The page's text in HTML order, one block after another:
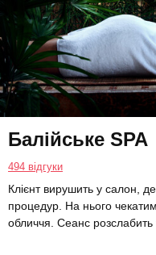
Балійське SPA
494 відгуки
Клієнт вирушить у салон,
процедур. На нього
обличчя. Сеанс